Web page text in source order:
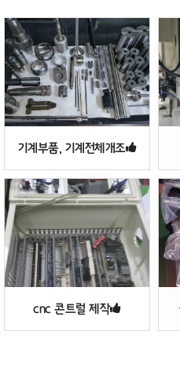
기계부품, 기계전체개조
cnc 콘트럴 제작